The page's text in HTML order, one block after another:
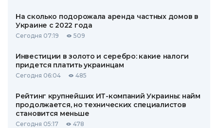
На сколько подорожала аренда частных домов в
Украине с 2022 года
Сегодня 07:19 509
Инвестиции в золото и серебро: какие налоги
придется платить украинцам
Сегодня 06:04 485
Рейтинг крупнейших ИТ-компаний Украины: найм
продолжается, но технических специалистов
становится меньше
Сегодня 05:17 478